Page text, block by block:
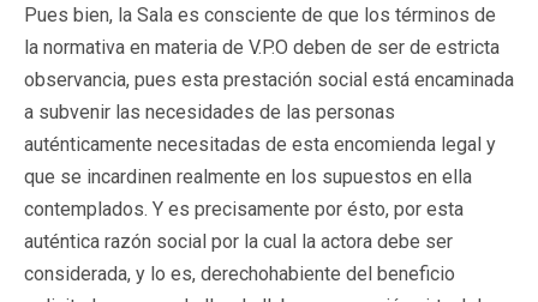
Pues bien, la Sala es consciente de que los términos de
la normativa en materia de V.P.O deben de ser de estricta
observancia, pues esta prestación social está encaminada
a subvenir las necesidades de las personas
auténticamente necesitadas de esta encomienda legal y
que se incardinen realmente en los supuestos en ella
contemplados. Y es precisamente por ésto, por esta
auténtica razón social por la cual la actora debe ser
considerada, y lo es, derechohabiente del beneficio